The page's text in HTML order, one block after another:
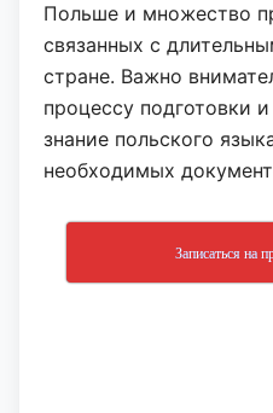
Польше и множество
связанных с
стране. Важно
процессу подготовки
знание польского
необходимых
Записаться на